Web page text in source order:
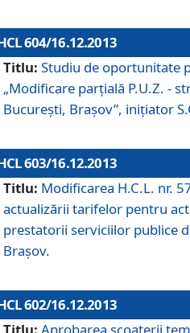
604/16.12.2013
Titlu: Studiu de oportunitate
„Modificare parţială P.U.Z. -
Bucureşti, Braşov”, iniţiator
603/16.12.2013
Titlu: Modificarea H.C.L. nr.
actualizării tarifelor pentru
prestatorii serviciilor publice
Braşov.
602/16.12.2013